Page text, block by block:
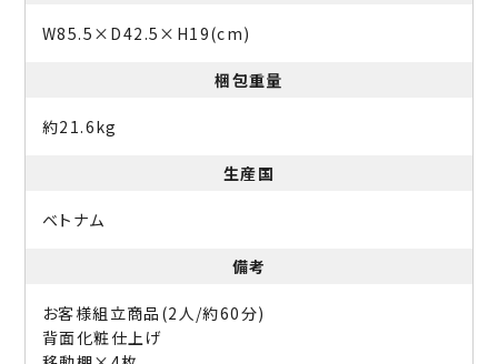
W85.5×D42.5×H19(cm)
梱包重量
約21.6kg
生産国
ベトナム
備考
お客様組立商品(2人/約60分)
背面化粧仕上げ